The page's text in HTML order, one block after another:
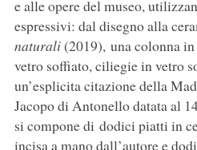
e alle opere del museo,
espressivi: dal disegno alla
naturali(2019), una colonna
vetro soffiato, ciliegie in vetro
un’esplicita citazione della
Jacopo di Antonello datata al
si compone di dodici piatti in
incisa a mano dall’autore e